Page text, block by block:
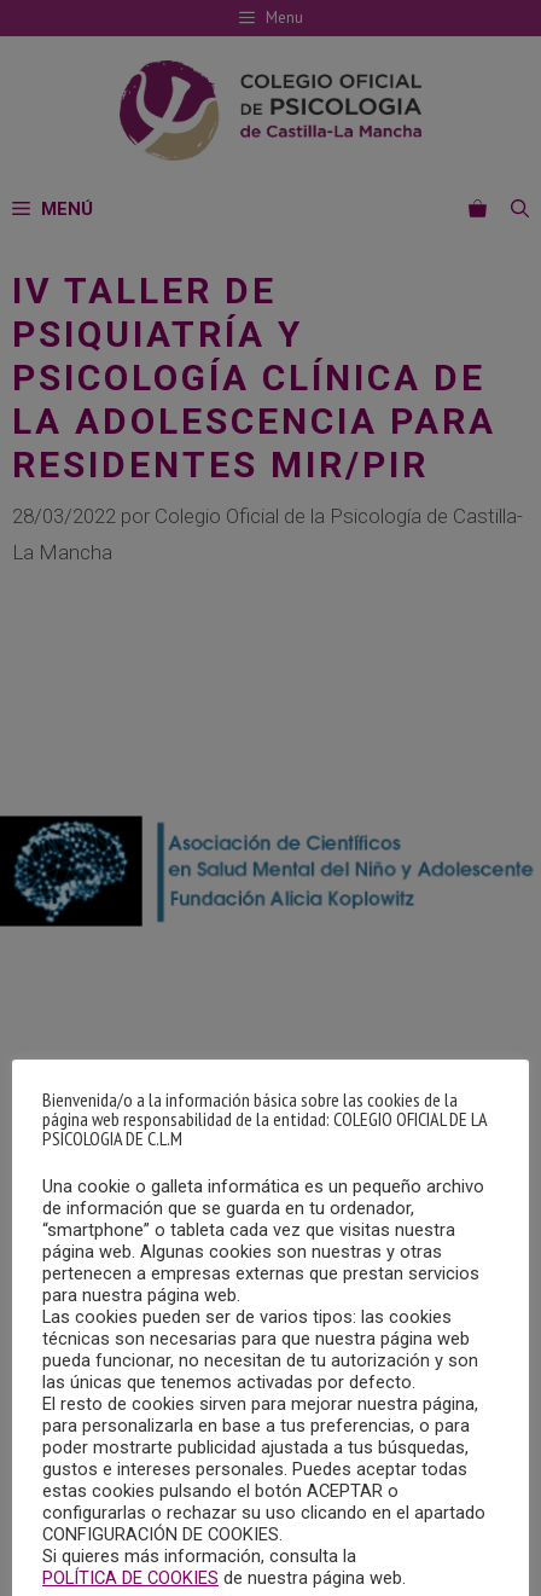
al
Menu
MENÚ
IV TALLER DE
PSIQUIATRÍA Y
PSICOLOGÍA CLÍNICA DE
LA ADOLESCENCIA PARA
RESIDENTES MIR/PIR
28/03/2022 por Colegio Oficial de la Psicología de Castilla-
La Mancha
La Asociación de Científicos en Salud Mental del Niño y
Adolescente- “Fundación Alicia Koplowitz”, organiza el IV
Taller de Psiquiatría y Psicología Clínica de la Adolescencia
para Residentes MIR/PIR”, dirigido a residentes de
psicología clínica y psiquiatría
Esta es una iniciativa fruto del esfuerzo del Grupo de
Trabajo de Formación Continuada de dicha Asociación,
compuesto por personas que hace no mucho eran
residentes en Salud Mental y actualmente se dedican
profesionalmente al campo de la Salud Mental Infanto-
Juvenil.
Esta edición, tras el éxito de las anteriores, se centra en la
Bienvenida/o a la información básica sobre las cookies de la
página web responsabilidad de la entidad: COLEGIO OFICIAL DE LA
PSICOLOGIA DE C.L.M
Una cookie o galleta informática es un pequeño archivo
de información que se guarda en tu ordenador,
“smartphone” o tableta cada vez que visitas nuestra
página web. Algunas cookies son nuestras y otras
pertenecen a empresas externas que prestan servicios
para nuestra página web.
Las cookies pueden ser de varios tipos: las cookies
técnicas son necesarias para que nuestra página web
pueda funcionar, no necesitan de tu autorización y son
las únicas que tenemos activadas por defecto.
El resto de cookies sirven para mejorar nuestra página,
para personalizarla en base a tus preferencias, o para
poder mostrarte publicidad ajustada a tus búsquedas,
gustos e intereses personales. Puedes aceptar todas
estas cookies pulsando el botón ACEPTAR o
configurarlas o rechazar su uso clicando en el apartado
CONFIGURACIÓN DE COOKIES.
Si quieres más información, consulta la
POLÍTICA DE COOKIES de nuestra página web.